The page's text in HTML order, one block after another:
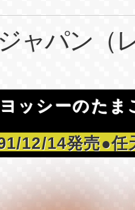
ャパン（
ッシーのたま
12/14発売●任